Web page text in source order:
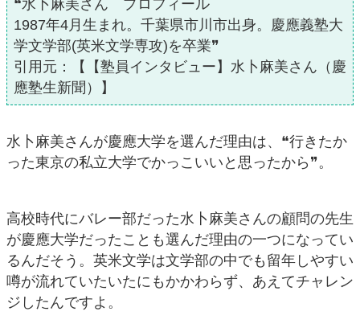
❝水卜麻美さん プロフィール
1987年4月生まれ。千葉県市川市出身。慶應義塾大
学文学部(英米文学専攻)を卒業❞
引用元：【【塾員インタビュー】水卜麻美さん（慶
應塾生新聞）】
水卜麻美さんが慶應大学を選んだ理由は、❝行きたか
った東京の私立大学でかっこいいと思ったから❞。
高校時代にバレー部だった水卜麻美さんの顧問の先生
が慶應大学だったことも選んだ理由の一つになってい
るんだそう。英米文学は文学部の中でも留年しやすい
噂が流れていたいたにもかかわらず、あえてチャレン
ジしたんですよ。